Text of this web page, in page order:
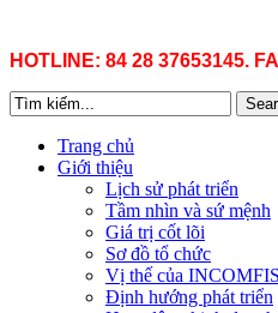
HOTLINE: 84 28 37653145.
Trang chủ
Giới thiệu
Lịch sử phát triển
Tầm nhìn và sứ mệnh
Giá trị cốt lõi
Sơ đồ tổ chức
Vị thế của
Định hướng phát triển